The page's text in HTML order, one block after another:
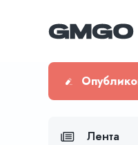
Лента